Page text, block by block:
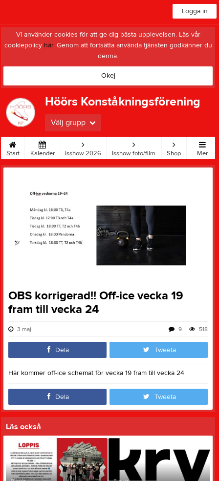
Logga in
Vi använder cookies för att ge dig bästa upplevelsen. Läs vår
cookiepolicy här. Genom att fortsätta använda tjänsten godkänner du
denna.
Okej
Höörs Konståkningsförening
Välj grupp
Start Kalender Isshow 2026 Isshow foto/film Shop Mer
OBS korrigerad!! Off-ice vecka 19
fram till vecka 24
3 maj 518
9
Dela Tweeta
Här kommer off-ice schemat för vecka 19 fram till vecka 24
Dela Tweeta
Läs också